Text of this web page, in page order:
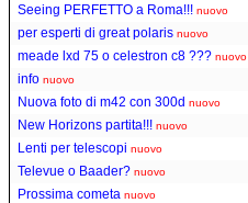
Seeing PERFETTO a Roma!!! nuovo
per esperti di great polaris nuovo
meade lxd 75 o celestron c8 ??? nuovo
info nuovo
Nuova foto di m42 con 300d nuovo
New Horizons partita!!! nuovo
Lenti per telescopi nuovo
Televue o Baader? nuovo
Prossima cometa nuovo